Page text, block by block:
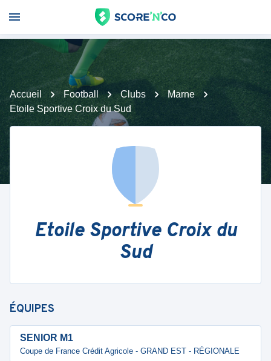
Accueil Football Clubs
Marne
Etoile Sportive Croix du Sud
Etoile Sportive Croix du
Sud
ÉQUIPES
SENIOR M1
Coupe de France Crédit Agricole - GRAND EST - RÉGIONALE